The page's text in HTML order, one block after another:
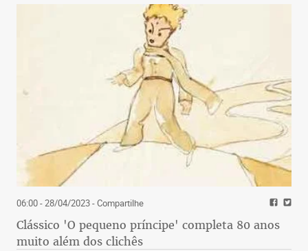
06:00 - 28/04/2023- Compartilhe
Clássico 'O pequeno príncipe' completa 80 anos
muito além dos clichês